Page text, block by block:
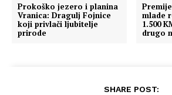
Prokoško jezero i planina
Vranica: Dragulj Fojnice
koji privlači ljubitelje
prirode
mlade
1.500
drugo
SHARE POST: